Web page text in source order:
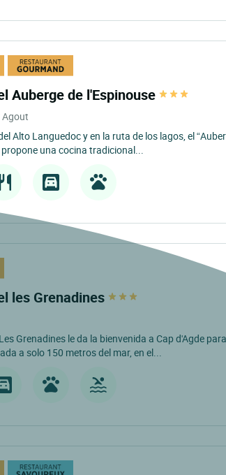
Auberge de l'Espinouse
Agout
Alto Languedoc y en la ruta de los lagos, el
propone una cocina tradicional...
les Grenadines
Grenadines le da la bienvenida a Cap d'Agde
a solo 150 metros del mar, en el...